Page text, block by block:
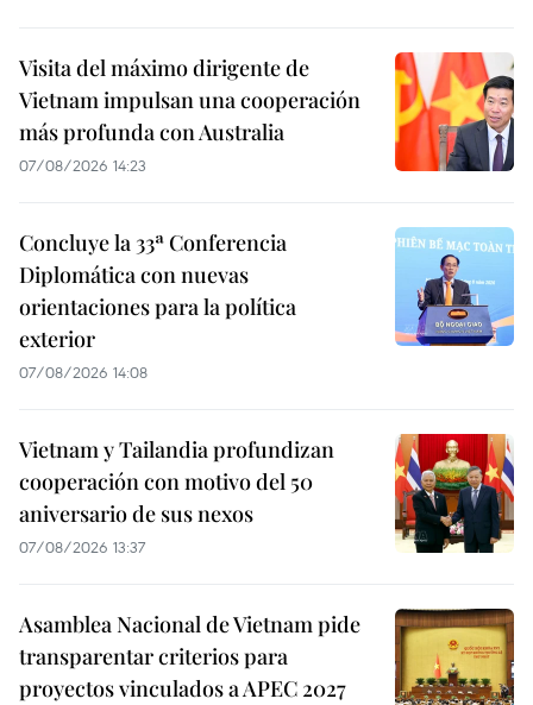
Visita del máximo dirigente de
Vietnam impulsan una cooperación
más profunda con Australia
07/08/2026 14:23
Concluye la 33ª Conferencia
Diplomática con nuevas
orientaciones para la política
exterior
07/08/2026 14:08
Vietnam y Tailandia profundizan
cooperación con motivo del 50
aniversario de sus nexos
07/08/2026 13:37
Asamblea Nacional de Vietnam pide
transparentar criterios para
proyectos vinculados a APEC 2027